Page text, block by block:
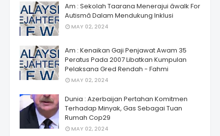
Am : Sekolah Taarana Menerajui âwalk For
Autismâ Dalam Mendukung Inklusi
MAY 02, 2024
Am : Kenaikan Gaji Penjawat Awam 35
Peratus Pada 2007 Libatkan Kumpulan
Pelaksana Gred Rendah - Fahmi
MAY 02, 2024
Dunia : Azerbaijan Pertahan Komitmen
Terhadap Minyak, Gas Sebagai Tuan
Rumah Cop29
MAY 02, 2024